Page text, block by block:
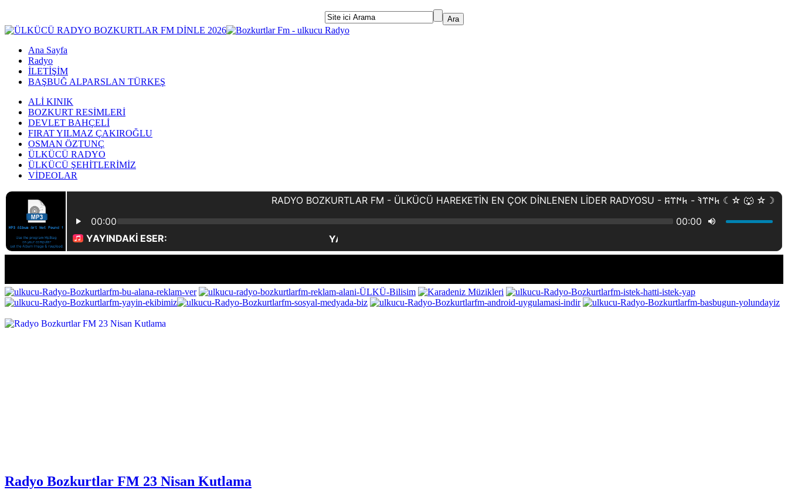
Ana Sayfa
Radyo
İLETİŞİM
BAŞBUĞ ALPARSLAN TÜRKEŞ
ALİ KINIK
BOZKURT RESİMLERİ
DEVLET BAHÇELİ
FIRAT YILMAZ ÇAKIROĞLU
OSMAN ÖZTUNÇ
ÜLKÜCÜ RADYO
ÜLKÜCÜ ŞEHİTLERİMİZ
VİDEOLAR
Radyo Bozkurtlar FM 23 Nisan Kutlama